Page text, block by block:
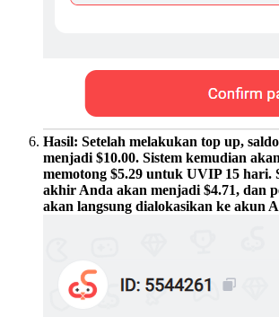
Hasil: Setelah melakukan top up,
menjadi $10.00. Sistem kemudian
memotong $5.29 untuk UVIP 15 hari.
akhir Anda akan menjadi $4.71, dan
akan langsung dialokasikan ke akun